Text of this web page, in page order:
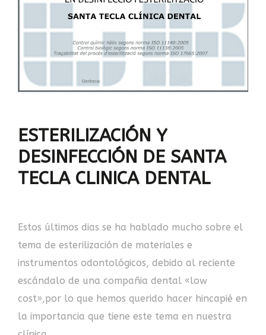
ESTERILIZACIÓN Y
DESINFECCIÓN DE SANTA
TECLA CLINICA DENTAL
Estos últimos dias se ha hablado mucho sobre el
tema de esterilización de materiales e
instrumentos odontológicos, debido al reciente
escándalo de una compañia dental «low
cost»,por lo que hemos querido hacer hincapié en
la importancia que tiene este tema en nuestra